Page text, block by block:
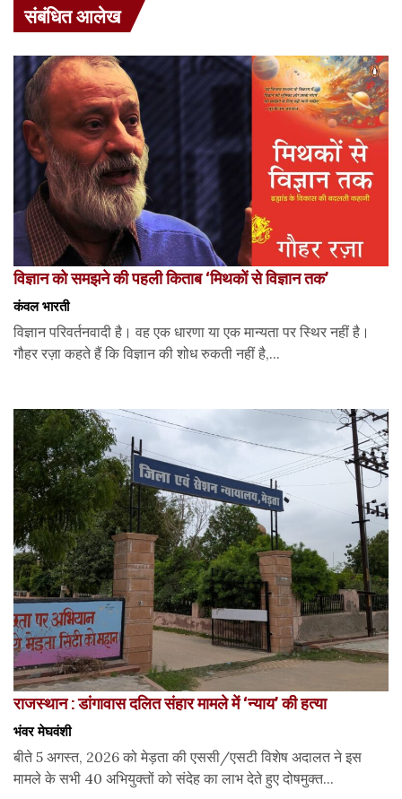
संबंधित आलेख
विज्ञान को समझने की पहली किताब ‘मिथकों से विज्ञान तक’
कंवल भारती
विज्ञान परिवर्तनवादी है। वह एक धारणा या एक मान्यता पर स्थिर नहीं है।
गौहर रज़ा कहते हैं कि विज्ञान की शोध रुकती नहीं है,...
राजस्थान : डांगावास दलित संहार मामले में ‘न्याय’ की हत्या
भंवर मेघवंशी
बीते 5 अगस्त, 2026 को मेड़ता की एससी/एसटी विशेष अदालत ने इस
मामले के सभी 40 अभियुक्तों को संदेह का लाभ देते हुए दोषमुक्त...